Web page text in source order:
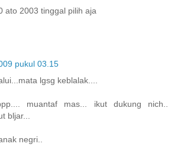
ato 2003 tinggal pilih aja
pukul 03.15
lgsg keblalak....
muantaf mas... ikut dukung nich..
bljar...
negri..